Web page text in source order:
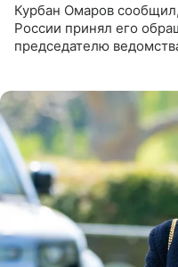
Курбан Омаров
России принял его
председателю